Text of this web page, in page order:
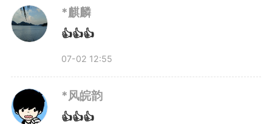
*麒麟
👍👍👍
07-02 12:55
*风皖韵
👍👍👍